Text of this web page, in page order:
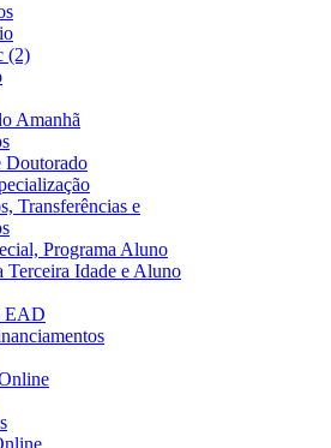
(2)
Amanhã
Doutorado
Transferências e
Programa Aluno
Terceira Idade e Aluno
EAD